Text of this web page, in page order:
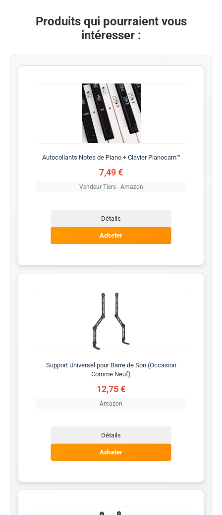
Produits qui pourraient vous
intéresser :
Autocollants Notes de Piano + Clavier Pianocam™
7,49 €
Vendeur Tiers - Amazon
Détails
Acheter
Support Universel pour Barre de Son (Occasion
Comme Neuf)
12,75 €
Amazon
Détails
Acheter